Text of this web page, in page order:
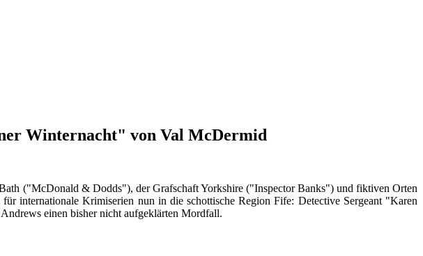
Winternacht" von Val McDermid
("McDonald & Dodds"), der Grafschaft Yorkshire ("Inspector Banks") und fiktiven Orten
internationale Krimiserien nun in die schottische Region Fife: Detective Sergeant "Karen
einen bisher nicht aufgeklärten Mordfall.